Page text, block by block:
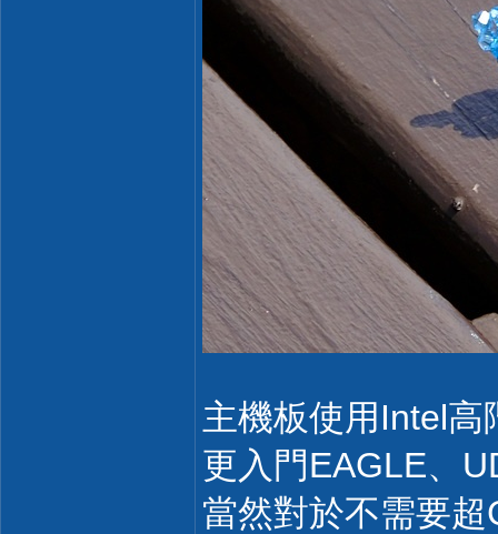
主機板使用Intel
更入門EAGLE、
當然對於不需要